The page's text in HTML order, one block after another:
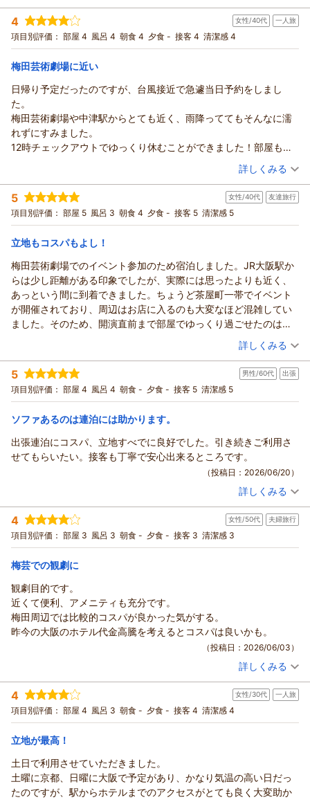
「また次回も」という温かいお言葉をいただけたことは、私共
スタッフにとって何よりの励みとなります。
今後も、皆様に安心してお過ごしいただける空間づくりに努め
てまいります。
お客様のまたのお越しを、スタッフ一同心よりお待ち申し上げ
（返信日：2026/07/23）
宿泊時期： 2026年07月宿泊 (出張)
投稿者： あみーさん
宿泊プラン： 【スタンダード】＜朝食付き＞御堂筋線『中津駅』より徒歩2
分！朝食付きプラン～12時チェックアウト
シングル 朝のみ
宿泊価格帯： 10,001～11,000円(大人一人あたり/税込)
ハートンホテル北梅田からの返信
この度はハートンホテル北梅田をご利用いただき、誠にありが
とうございます。
また、お忙しい中温かいご感想をお寄せいただきましたこと、
重ねて御礼申し上げます。
御堂筋線・中津駅からの利便性をご実感いただき、出張の際の
常宿としてお選びいただけていること、大変光栄に存じます。
お部屋の清潔感や喫煙ルームについてのお褒めの言葉に加え、
私共が力を入れております朝食のメニュー変更についても、連
泊でも飽きずにお楽しみいただけたとのこと、調理スタッフも
大変喜んでおります。
くりとお支度いただけたのであれば幸いです。
これからもお客様にとって快適で、安心してお寛ぎいただける
ホテルであり続けられるよう努めてまいります。
次回またお目にかかれます日を、スタッフ一同心よりお待ち申
し上げております。
（返信日：2026/07/15）
4 女性/40代 一人旅
項目別評価： 部屋 4 風呂 4 朝食 4 夕食 - 接客 4 清潔感 4
梅田芸術劇場に近い
日帰り予定だったのですが、台風接近で急遽当日予約をしまし
た。
梅田芸術劇場や中津駅からとても近く、雨降っててもそんなに濡
れずにすみました。
12時チェックアウトでゆっくり休むことができました！部屋も清
（投稿日：2026/06/27）
宿泊時期： 2026年06月宿泊 (一人旅)
投稿者： ひらたかさん
宿泊プラン： 【スタンダード】＜朝食付き＞御堂筋線『中津駅』より徒歩2
分！朝食付きプラン～12時チェックアウト
ツイン 朝のみ
宿泊価格帯： 13,001～14,000円(大人一人あたり/税込)
ハートンホテル北梅田からの返信
この度はハートンホテル北梅田をご利用いただき、誠にありが
とうございました。
台風の接近に伴う急なご予定の変更、大変な道中だったかと存
じますが、
無事にお過ごしいただけたようで安心いたしました。
当ホテルは梅田芸術劇場や中津駅からのアクセスが良く、
悪天候の日でも比較的スムーズにお越しいただけることが自慢
の一つでございます。
立地の利便性を実感していただけたようで、何よりでございま
す。
とができたとのこと、
お部屋の清潔感につきましてもお褒めの言葉をいただき、大変
これからも、お客様に安心・快適にお過ごしいただける空間を
また大阪へお越しの際は、ぜひ当ホテルをご利用くださいま
せ。
お客様のまたのご来館を、スタッフ一同心よりお待ち申し上げ
ております。
詳しくみる
5 女性/40代 友達旅行
項目別評価： 部屋 5 風呂 3 朝食 4 夕食 - 接客 5 清潔感 5
立地もコスパもよし！
梅田芸術劇場でのイベント参加のため宿泊しました。JR大阪駅か
らは少し距離がある印象でしたが、実際には思ったよりも近く、
あっという間に到着できました。ちょうど茶屋町一帯でイベント
が開催されており、周辺はお店に入るのも大変なほど混雑してい
ました。そのため、開演直前まで部屋でゆっくり過ごせたのはと
ても助かりました。また、土曜日の大阪宿泊にもかかわらず料金
が比較的リーズナブルだったのもありがたかったです。アメニテ
ィバーも充実しており、特に歯ブラシの品質がよいのか磨いた後
のツルツル感に感動でした。朝食も十分な品数があり、満足でき
ました。一点気になったのは製氷機です。6階と13階？の製氷機
行かなければなりませんでした。設置されているコップも小さい
ため、少し不便に感じました。それ以外は快適に過ごすことがで
きました。全体的には満足しており、また大阪で宿泊する際には
（投稿日：2026/06/23）
宿泊時期： 2026年06月宿泊 (友達旅行)
投稿者： まこつさん
宿泊プラン： 【スタンダード】＜朝食付き＞御堂筋線『中津駅』より徒歩2
分！朝食付きプラン～12時チェックアウト
ツイン 朝のみ
宿泊価格帯： 8,001～9,000円(大人一人あたり/税込)
ハートンホテル北梅田からの返信
この度はハートンホテル北梅田をご利用いただき、誠にありが
また、ご多忙の中、滞在中の詳細なご感想をお寄せいただきま
したこと、重ねて御礼申し上げます。
梅田芸術劇場でのイベントはいかがでしたでしょうか。
当日は茶屋町一帯が大変な賑わいだったとのこと、お部屋で開
演直前までごゆっくりお過ごしいただけた様子を伺い、私共も
安心いたしました。
ご満足いただけたようで、大変光栄に存じます。
特にアメニティの歯ブラシにつきまして、磨き心地にご感動い
ただけたというお言葉は、私共にとっても嬉しい驚きであり、
スタッフ一同の励みとなります。
その一方で、製氷機のご利用に際しましては、多大なるご不便
とご足労をおかけしましたことを深くお詫び申し上げます。
せっかくお部屋でお寛ぎのところ、何度もエレベーターを乗り
継いでお越しいただく形となり、誠に申し訳ございませんでし
た。今後のサービス向上のための貴重な検討課題とさせていた
だきます。
「また大阪で宿泊する際には利用したい」という温かいお言葉
す。
お客様のまたのお越しを、スタッフ一同心よりお待ち申し上げ
ております。
詳しくみる
5 男性/60代 出張
項目別評価： 部屋 4 風呂 4 朝食 - 夕食 - 接客 5 清潔感 5
ソファあるのは連泊には助かります。
出張連泊にコスパ、立地すべでに良好でした。引き続きご利用さ
せてもらいたい。接客も丁寧で安心出来るところです。
（投稿日：2026/06/20）
投稿者： 平さん(男性/60代)
宿泊プラン： 【じゃらんスペシャルウィーク】【ポイントアップが嬉しい】
ポイント10％プラン♪（素泊まり）
シングル 食事なし
宿泊価格帯： 8,001～9,000円(大人一人あたり/税込)
この度はハートンホテル北梅田をご利用いただき、誠にありが
とうございます。
コストパフォーマンスや立地、さらには接客につきましても、
過分なご評価をいただき大変光栄でございます。
出張でのご連泊でも安心してお過ごしいただけたとのお言葉を
スタッフ一同、大きな励みとなっております。
これからも「引き続き利用したい」と思っていただけるよう、
より一層のサービス向上に努めてまいります。
お客様のまたのお越しを、心よりお待ち申し上げております。
詳しくみる
4 女性/50代 夫婦旅行
項目別評価： 部屋 3 風呂 3 朝食 - 夕食 - 接客 3 清潔感 3
梅芸での観劇に
観劇目的です。
近くて便利、アメニティも充分です。
梅田周辺では比較的コスパが良かった気がする。
昨今の大阪のホテル代金高騰を考えるとコスパは良いかも。
（投稿日：2026/06/03）
投稿者： しろっぷさん (女性/50代)
宿泊プラン： 【じゃらんスペシャルウィーク】【ポイントアップが嬉しい】
ポイント10％プラン♪（素泊まり）
ツイン 食事なし
宿泊価格帯： 5,001～6,000円(大人一人あたり/税込)
この度はハートンホテル北梅田をご利用いただき、誠にありが
とうございます。
観劇のためのご宿泊とのこと、当ホテルの立地がお客様のお役
詳しくみる
4 女性/30代 一人旅
項目別評価： 部屋 4 風呂 3 朝食 - 夕食 - 接客 4 清潔感 4
立地が最高！
土日で利用させていただきました。
土曜に京都、日曜に大阪で予定があり、かなり気温の高い日だっ
たのですが、駅からホテルまでのアクセスがとても良く大変助か